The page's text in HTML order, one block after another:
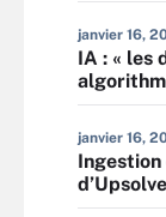
janvier 16,
IA : « les
janvier 16,
Ingestion